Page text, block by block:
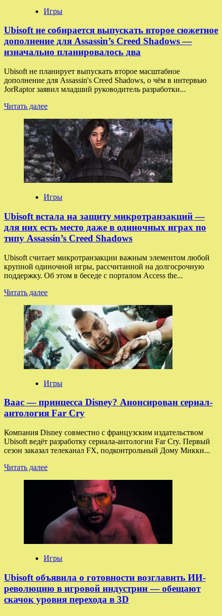
получит
обновлённую
карту
и
бесшовный
мир
Игры
Ubisoft не собирается выпускать второе сюжетное
дополнение для Assassin’s Creed Shadows —
изначально планировалось два
Ubisoft не планирует выпускать второе масштабное
дополнение для Assassin's Creed Shadows, о чём в интервью
JorRaptor заявил младший руководитель разработки...
Читать далееПрочитать
о
Ubisoft
не
собирается
выпускать
второе
сюжетное
для
Assassin’s
Shadows
—
изначально
два
Игры
Ubisoft встала на защиту микротранзакций —
для них есть место даже в одиночных играх по
типу Assassin’s Creed Shadows
Ubisoft считает микротранзакции важным элементом любой
крупной одиночной игры, рассчитанной на долгосрочную
поддержку. Об этом в беседе с порталом Access the...
Читать далееПрочитать
Ubisoft
встала
на
защиту
микротранзакций
—
них
есть
место
даже
в
играх
по
типу
Creed
Shadows
Игры
Ваас — принцесса Disney? Анонсирован сериал-
антология Far Cry
Компания Disney совместно с французским издательством
Ubisoft ведёт разработку сериала-антологии Far Cry. Первый
сезон заказал телеканал FX, подконтрольный Дому Микки...
Читать далееПрочитать
принцесса
Disney?
Анонсирован
сериал-
Far
Cry
Игры
Ubisoft объявила о готовности возглавить ИИ-
революцию в игровой индустрии — обещают
скачок уровня перехода в 3D